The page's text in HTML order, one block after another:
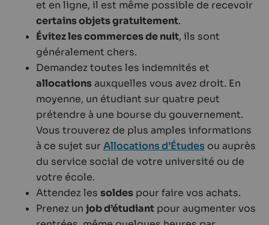
et en ligne, il est même possible de recevoir
certains objets gratuitement.
Évitez les commerces de nuit, ils sont
généralement chers.
Demandez toutes les indemnités et
allocationsauxquelles vous avez droit. En
moyenne, un étudiant sur quatre peut
prétendre à une bourse du gouvernement.
Vous trouverez de plus amples informations
à ce sujet sur Allocations d’Études ou auprès
du service social de votre université ou de
votre école.
Attendez les soldes pour faire vos achats.
Prenez un job d’étudiant pour augmenter vos